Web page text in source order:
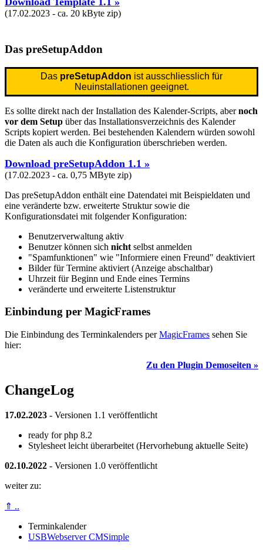
(17.02.2023 - ca. 20 kByte zip)
Das preSetupAddon
Das preSetupAddon ist ausschliesslich für
Neuinstallationen geeignet.
Es sollte direkt nach der Installation des Kalender-Scripts, abernoch
vor dem Setup über das Installationsverzeichnis des Kalender
Scripts kopiert werden. Bei bestehenden Kalendern würden sowohl
die Daten als auch die Konfiguration überschrieben werden.
Download preSetupAddon 1.1 »
(17.02.2023 - ca. 0,75 MByte zip)
Das preSetupAddon enthält eine Datendatei mit Beispieldaten und
eine veränderte bzw. erweiterte Struktur sowie die
Konfigurationsdatei mit folgender Konfiguration:
Benutzerverwaltung aktiv
Benutzer können sich nicht selbst anmelden
"Spamfunktionen" wie "Informiere einen Freund" deaktiviert
Bilder für Termine aktiviert (Anzeige abschaltbar)
Uhrzeit für Beginn und Ende eines Termins
veränderte und erweiterte Listenstruktur
Einbindung per MagicFrames
Die Einbindung des Terminkalenders perMagicFrames sehen Sie
hier:
Zu den Plugin Demoseiten »
ChangeLog
17.02.2023 - Versionen 1.1 veröffentlicht
ready for php 8.2
Stylesheet leicht überarbeitet (Hervorhebung aktuelle Seite)
02.10.2022 - Versionen 1.0 veröffentlicht
weiter zu:
⇑ ..
Terminkalender
USBWebserver CMSimple